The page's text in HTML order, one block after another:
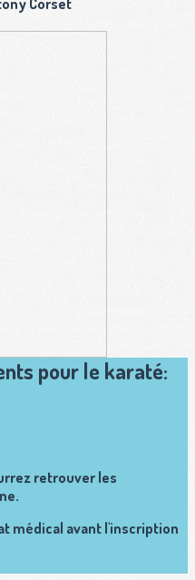
Corset
pour le karaté:
retrouver les
médical avant l'inscription